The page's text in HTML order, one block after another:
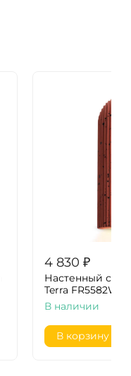
4 830 ₽
Настенный
Terra FR5582WL-
В наличии
В корзину